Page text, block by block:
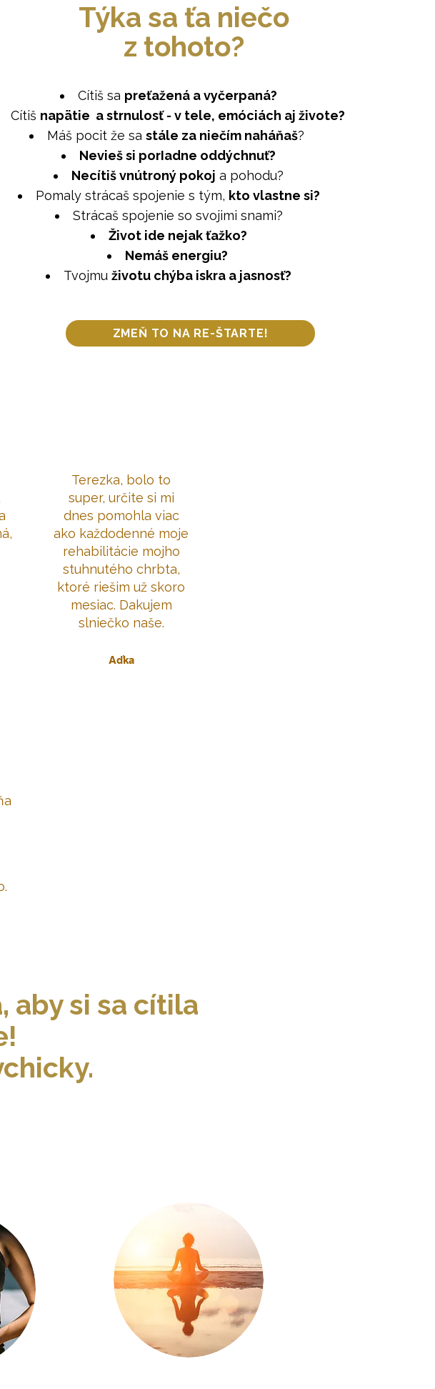
Týka sa ťa niečo
z tohoto?
Cítiš sa preťažená a vyčerpaná?
Cítiš napätie a strnulosť - v tele, emóciách aj živote?
Máš pocit že sa stále za niečím naháňaš?
Nevieš si porIadne oddýchnuť?
Necítiš vnútroný pokoj a pohodu?
Pomaly strácaš spojenie s tým, kto vlastne si?
Strácaš spojenie so svojimi snami?
Život ide nejak ťažko?
Nemáš energiu?
Tvojmu životu chýba iskra a jasnosť?
ZMEŇ TO NA RE-ŠTARTE!
Terezka, bolo to
super, určite si mi
dnes pomohla viac
ako každodenné moje
rehabilitácie mojho
stuhnutého chrbta,
ktoré riešim už skoro
mesiac. Dakujem
slniečko naše.
Aďka
aby si sa cítila